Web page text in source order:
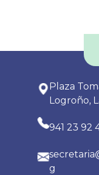
Plaza
Logroño,
941 23 92
g